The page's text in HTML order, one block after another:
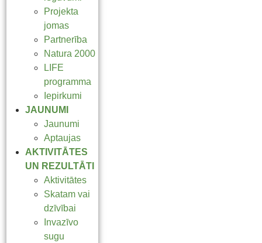
Projekta
jomas
Partnerība
Natura 2000
LIFE
programma
Iepirkumi
JAUNUMI
Jaunumi
Aptaujas
AKTIVITĀTES
UN REZULTĀTI
Aktivitātes
Skatam vai
dzīvībai
Invazīvo
sugu